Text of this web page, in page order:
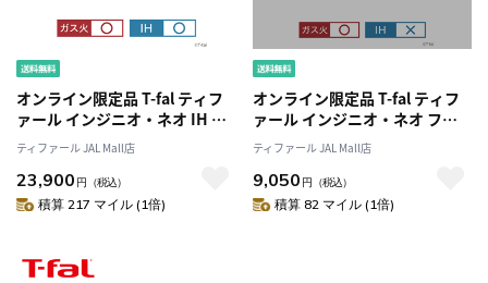
オンライン限定品 T-fal ティフ
ァール インジニオ・ネオ IH ス
テンレス ブリエ・アンリミテッ
ド セット10 シルバー L97093
ティファール JAL Mall店
23,900 円 （税込）
積算 217 マイル (1倍)
オンライン限定品 T-fal ティフ
ァール インジニオ・ネオ フレ
ーズグレー ベーシック セット5
L16190
ティファール JAL Mall店
9,050 円 （税込）
積算 82 マイル (1倍)